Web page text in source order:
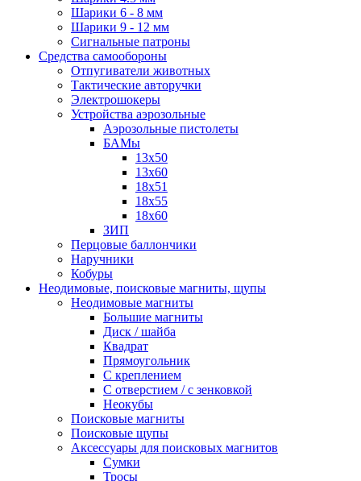
Шарики 6 - 8 мм
Шарики 9 - 12 мм
Сигнальные патроны
Средства самообороны
Отпугиватели животных
Тактические авторучки
Электрошокеры
Устройства аэрозольные
Аэрозольные пистолеты
БАМы
13х50
13х60
18х51
18х55
18х60
ЗИП
Перцовые баллончики
Наручники
Кобуры
Неодимовые, поисковые магниты, щупы
Неодимовые магниты
Большие магниты
Диск / шайба
Квадрат
Прямоугольник
С креплением
С отверстием / с зенковкой
Неокубы
Поисковые магниты
Поисковые щупы
Аксессуары для поисковых магнитов
Сумки
Тросы